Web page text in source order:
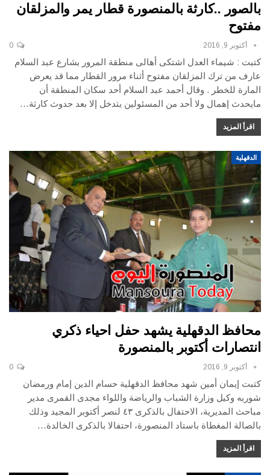
بالصور ..كارثة بالمنصورة قطار يمر والمزلقان
مفتوح
أكتوبر 9, 2016
كتبت : شيماء العدل اشتكى أهالى منطقة المرور بشارع عبد السلام
عارف من ترك المزلقان مفتوح أثناء مرور القطار مما قد يعرض
المارة للخطر . وقال أحمد عبد السلام أحد سكان المنطقة أن
مايحدث إهمال ولا أحد من المسئولين يتدخل إلا بعد حدوث كارثة…
اقرأ المزيد
الدقهلية
محافظ الدقهلية يشهد حفل احياء ذكري
انتصارات أكتوبر بالمنصورة
أكتوبر 9, 2016
كتبت إيمان أمين شهد محافظ الدقهلية حسام الدين إمام ورمضان
شوربه وكيل وزارة الشباب والرياضة واللواء مجدى القمرى مدير
مباحث المديرية، الاحتفال بالذكرى ٤٣ لنصر أكتوبر المجيد وذلك
بالصالة المغطاة باستاد المنصورة، احتفالا بالذكرى الخالدة…
اقرأ المزيد